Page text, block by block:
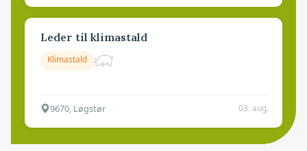
Leder til klimastald
Klimastald
9670, Løgstør 03. aug.